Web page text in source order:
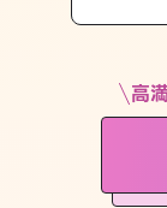
LINE占い
※LINEアプリ内のサービ
高